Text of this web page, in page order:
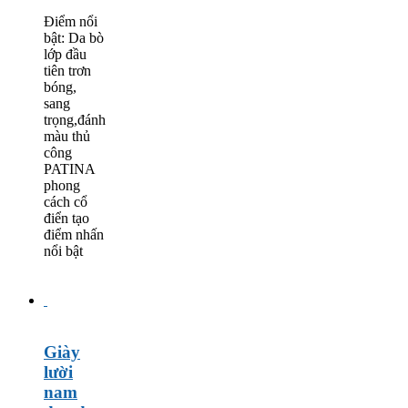
Điểm nổi
bật: Da bò
lớp đầu
tiên trơn
bóng,
sang
trọng,đánh
màu thủ
công
PATINA
phong
cách cổ
điển tạo
điểm nhấn
nổi bật
Giày
lười
nam